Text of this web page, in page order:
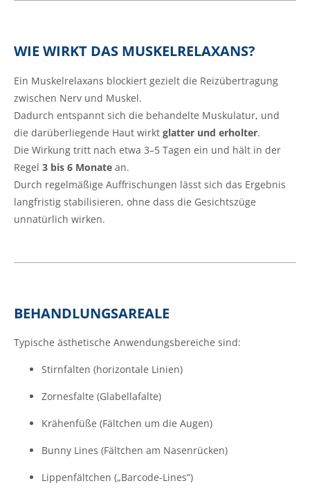
WIE WIRKT DAS MUSKELRELAXANS?
Ein Muskelrelaxans blockiert gezielt die Reizübertragung
zwischen Nerv und Muskel.
Dadurch entspannt sich die behandelte Muskulatur, und
die darüberliegende Haut wirkt glatter und erholter.
Die Wirkung tritt nach etwa 3–5 Tagen ein und hält in der
Regel 3 bis 6 Monate an.
Durch regelmäßige Auffrischungen lässt sich das Ergebnis
langfristig stabilisieren, ohne dass die Gesichtszüge
unnatürlich wirken.
BEHANDLUNGSAREALE
Typische ästhetische Anwendungsbereiche sind:
Stirnfalten (horizontale Linien)
Zornesfalte (Glabellafalte)
Krähenfüße (Fältchen um die Augen)
Bunny Lines (Fältchen am Nasenrücken)
Lippenfältchen („Barcode-Lines“)